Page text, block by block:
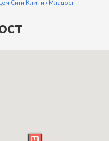
Сити Клиник Младост